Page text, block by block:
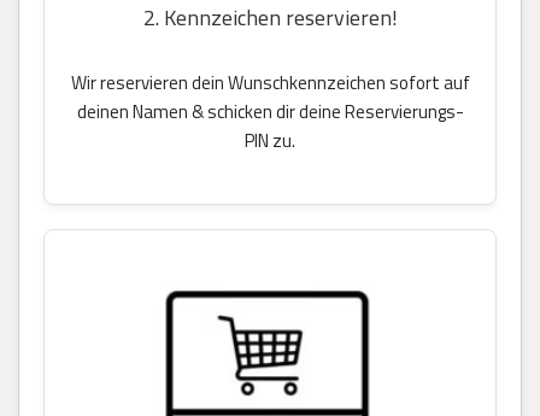
2. Kennzeichen reservieren!
Wir reservieren dein Wunschkennzeichen sofort auf
deinen Namen & schicken dir deine Reservierungs-
PIN zu.